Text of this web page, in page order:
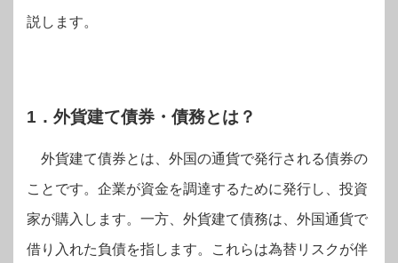
説します。
1．外貨建て債券・債務とは？
外貨建て債券とは、外国の通貨で発行される債券の
ことです。企業が資金を調達するために発行し、投資
家が購入します。一方、外貨建て債務は、外国通貨で
借り入れた負債を指します。これらは為替リスクが伴